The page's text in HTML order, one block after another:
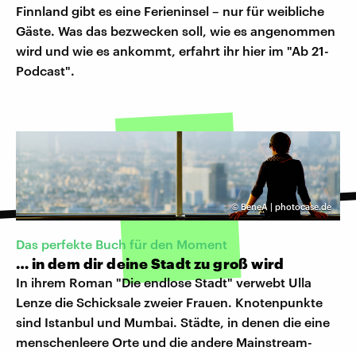
Finnland gibt es eine Ferieninsel – nur für weibliche
Gäste. Was das bezwecken soll, wie es angenommen
wird und wie es ankommt, erfahrt ihr hier im "Ab 21-
Podcast".
©BeneA | photocase.de
Das perfekte Buch für den Moment
… in dem dir deine Stadt zu groß wird
In ihrem Roman "Die endlose Stadt" verwebt Ulla
Lenze die Schicksale zweier Frauen. Knotenpunkte
sind Istanbul und Mumbai. Städte, in denen die eine
menschenleere Orte und die andere Mainstream-